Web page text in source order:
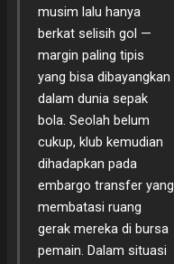
musim lalu hanya
berkat selisih gol —
margin paling tipis
yang bisa dibayangkan
dalam dunia sepak
bola. Seolah belum
cukup, klub kemudian
dihadapkan pada
embargo transfer yang
membatasi ruang
gerak mereka di bursa
pemain. Dalam situasi